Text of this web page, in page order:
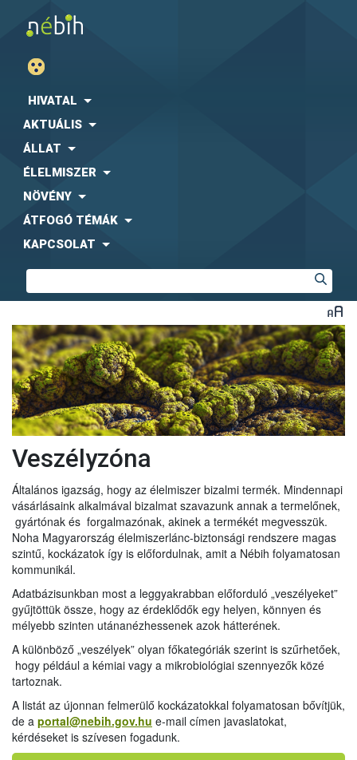
HIVATAL
AKTUÁLIS
ÁLLAT
ÉLELMISZER
NÖVÉNY
ÁTFOGÓ TÉMÁK
KAPCSOLAT
Veszélyzóna
Általános igazság, hogy az élelmiszer bizalmi termék. Mindennapi
vásárlásaink alkalmával bizalmat szavazunk annak a termelőnek,
gyártónak és forgalmazónak, akinek a termékét megvesszük.
Noha Magyarország élelmiszerlánc-biztonsági rendszere magas
szintű, kockázatok így is előfordulnak, amit a Nébih folyamatosan
kommunikál.
Adatbázisunkban most a leggyakrabban előforduló „veszélyeket”
gyűjtöttük össze, hogy az érdeklődők egy helyen, könnyen és
mélyebb szinten utánanézhessenek azok hátterének.
A különböző „veszélyek” olyan főkategóriák szerint is szűrhetőek,
hogy például a kémiai vagy a mikrobiológiai szennyezők közé
tartoznak.
A listát az újonnan felmerülő kockázatokkal folyamatosan bővítjük,
de a portal@nebih.gov.hu e-mail címen javaslatokat,
kérdéseket is szívesen fogadunk.